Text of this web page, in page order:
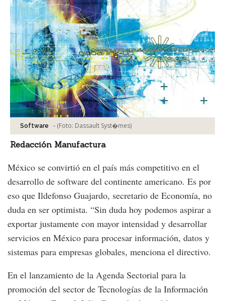
Software - (Foto: Dassault Syst�mes)
Redacción Manufactura
México se convirtió en el país más competitivo en el
desarrollo de software del continente americano. Es por
eso que Ildefonso Guajardo, secretario de Economía, no
duda en ser optimista. “Sin duda hoy podemos aspirar a
exportar justamente con mayor intensidad y desarrollar
servicios en México para procesar información, datos y
sistemas para empresas globales, menciona el directivo.
En el lanzamiento de la Agenda Sectorial para la
promoción del sector de Tecnologías de la Información